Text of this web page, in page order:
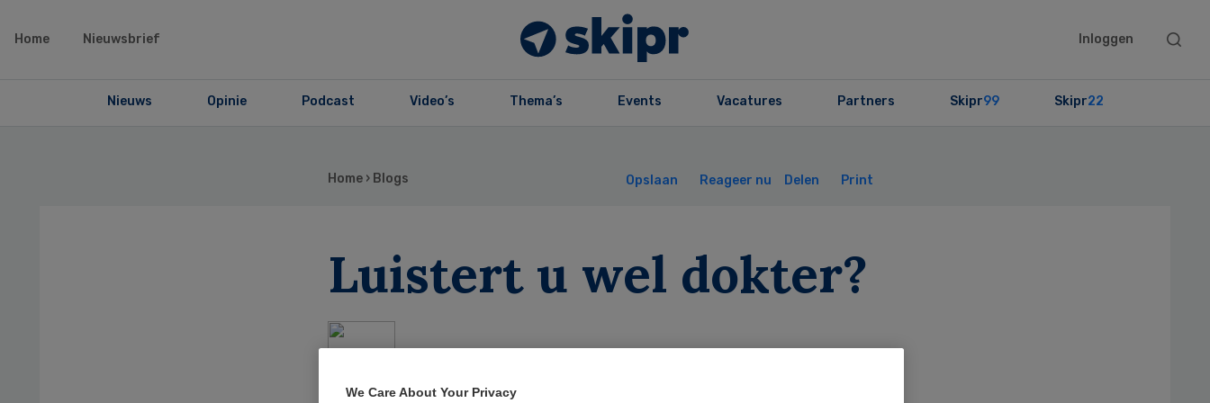
Home Nieuwsbrief Inloggen
Search
Nieuws Opinie Podcast Video’s Thema’s Events Vacatures Partners Skipr99 Skipr22
Home › Blogs Opslaan Reageer nu Delen Print
Luistert u wel dokter?
We Care About Your Privacy